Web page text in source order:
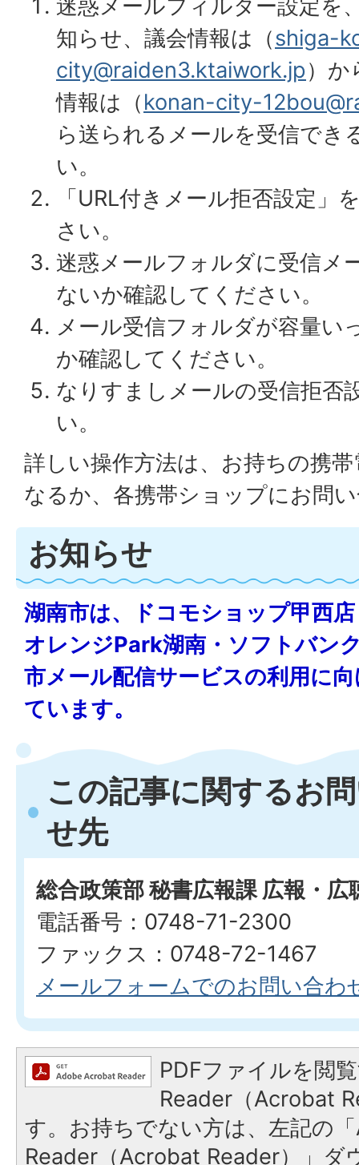
迷惑メールフィルター設定を
知らせ、議会情報は（shiga-
city@raiden3.ktaiwork.jp）か
情報は（konan-city-
ら送られるメールを受信でき
い。
「URL付きメール拒否設定」
さい。
迷惑メールフォルダに受信メ
ないか確認してください。
メール受信フォルダが容量い
か確認してください。
なりすましメールの受信拒否
い。
詳しい操作方法は、お持ちの携
なるか、各携帯ショップにお問
お知らせ
湖南市は、ドコモショップ甲西
オレンジPark湖南・ソフトバン
市メール配信サービスの利用に
ています。
この記事に関するお
せ先
総合政策部 秘書広報課 広報・広
電話番号：0748-71-2300
ファックス：0748-72-1467
メールフォームでのお問い合わ
PDFファイルを閲
Reader（Acrobat
す。お持ちでない方は、左記の
Reader（Acrobat Reader）」ダ